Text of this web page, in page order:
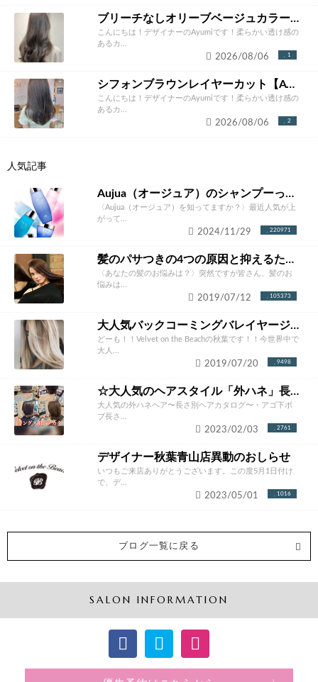
ブリーチなしオリーブベージュカラー【Ayumi】
こんにちは！デザイナーのAyumiです！柔らかい透け感の
あるカ...
1
2026/08/06
シフォンブラウンレイヤーカット【Ayumi】
こんにちは！デザイナーのAyumiです！柔らかい透け感の
あるカ...
2
2026/08/06
人気記事
Aujua（オージュア）のシャンプーって本当にいいの？ソムリエが徹底解説！
〈Aujua（オージュア）を知ってますか？〉最近人気が上
がって...
220971
2024/11/29
髪のパサつきの4つの原因と抑えるための改善方法とは？あなたにあったケア方法をご紹介！
〈あなたの髪のお悩みは？〉突然ですが皆さん、髪のお
悩みは...
105373
2019/07/12
大人気バックコーミングバレイヤージュカラー完全攻略。やりたくなること間違いなし！！
どーも！！Velvet on the Beachの秋葉です！！今世界中で
大人...
9498
2019/07/20
☆大人気のヘアスタイル「外ハネ」長さ別ヘアカタログ☆
大人気の外ハネヘア〜長さ別ヘアカタログ〜・アゴ下ボ
ブ長さ...
2761
2023/02/03
デザイナー秋葉青山店異動のおしらせ
いつもご来店ありがとうございます。この度5月1日付け
で、デ...
1016
2023/05/01
ブログ一覧に戻る
SALON INFORMATION